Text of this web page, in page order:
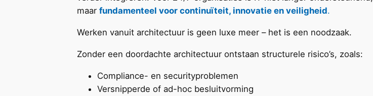
maar fundamenteel voor continuïteit, innovatie en veiligheid.
Werken vanuit architectuur is geen luxe meer – het is een noodzaak.
Zonder een doordachte architectuur ontstaan structurele risico’s, zoals:
Compliance- en securityproblemen
Versnipperde of ad-hoc besluitvorming